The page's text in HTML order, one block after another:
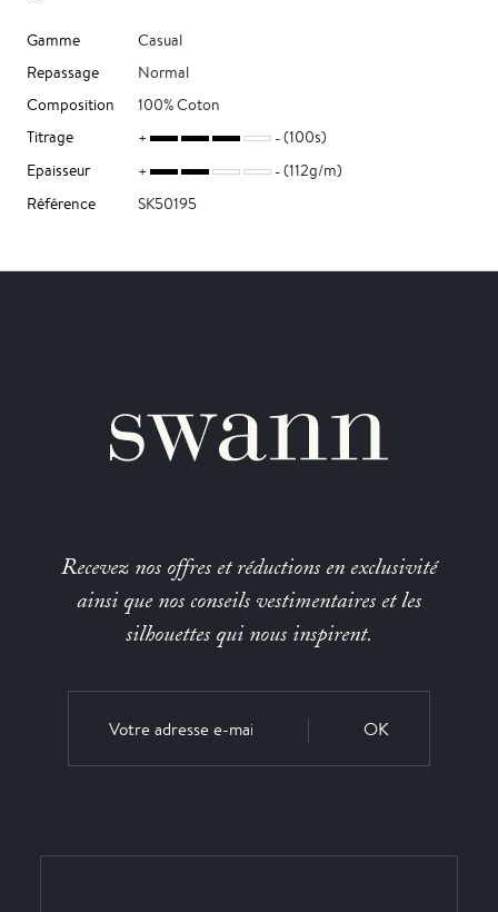
Gamme
Casual
Repassage
Normal
Composition
100% Coton
Titrage
(100s)
Epaisseur
(112g/m)
Référence
SK50195
Recevez nos offres et réductions en exclusivité
ainsi que nos conseils vestimentaires et les
silhouettes qui nous inspirent.
OK